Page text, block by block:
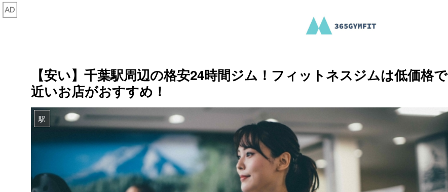
【安い】千葉駅周辺の格安24時間ジム！フィットネスジムは低価格で
近いお店がおすすめ！
駅